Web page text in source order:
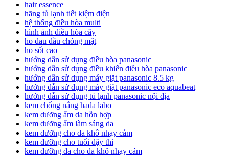
hair essence
hãng tủ lạnh tiết kiệm điện
hệ thống điều hòa multi
hình ảnh điều hòa cây
ho đau đầu chóng mặt
ho sốt cao
hướng dẫn sử dụng điều hòa panasonic
hướng dẫn sử dụng điều khiển điều hòa panasonic
hướng dẫn sử dụng máy giặt panasonic 8.5 kg
hướng dẫn sử dụng máy giặt panasonic eco aquabeat
hướng dẫn sử dụng tủ lạnh panasonic nội địa
kem chống nắng hada labo
kem dưỡng ẩm da hỗn hợp
kem dưỡng ẩm làm sáng da
kem dưỡng cho da khô nhạy cảm
kem dưỡng cho tuổi dậy thì
kem dưỡng da cho da khô nhạy cảm